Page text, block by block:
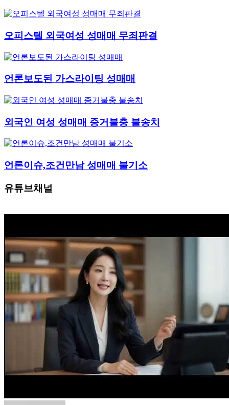
오피스텔 외국여성 성매매 무죄판결
언론보도된 가스라이팅 성매매
외국인 여성 성매매 증거불충 불송치
언론이슈,조건만남 성매매 불기소
유튜브채널